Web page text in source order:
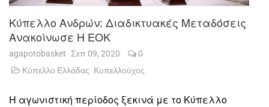
Κύπελλο Ανδρών: Διαδικτυακές Μεταδόσεις
Ανακοίνωσε Η ΕΟΚ
agapotobasket Σεπ 09, 2020
0
Κύπελλο Ελλάδας Κυπελλούχος
Η αγωνιστική περίοδος ξεκινά με το Κύπελλο